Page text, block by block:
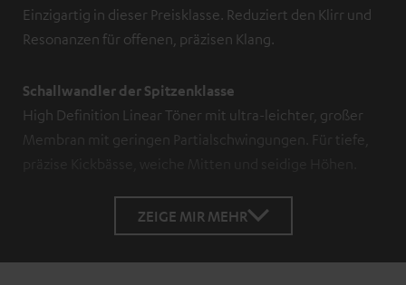
Einzigartig in dieser Preisklasse. Reduziert den Klirr und
Resonanzen für offenen, präzisen Klang.
Schallwandler der Spitzenklasse
High Definition Linear Töner mit ultra-leichter, großer
Membran mit geringen Partialschwingungen. Für tiefe,
ZEIGE MIR MEHR